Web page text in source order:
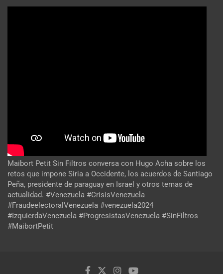
Maibort Petit Sin Filtros conversa con Hugo Acha sobre los
retos que impone Siria a Occidente, los acuerdos de Santiago
Peña, presidente de paraguay en Israel y otros temas de
actualidad. #Venezuela #CrisisVenezuela
#FraudeelectoralVenezuela #venezuela2024
#IzquierdaVenezuela #ProgresistasVenezuela #SinFiltros
#MaibortPetit